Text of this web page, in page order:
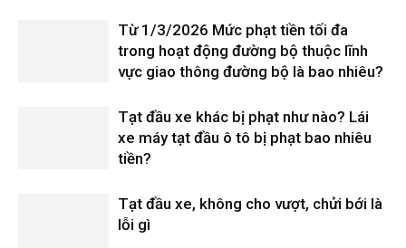
Từ 1/3/2026 Mức phạt tiền tối đa
trong hoạt động đường bộ thuộc lĩnh
vực giao thông đường bộ là bao nhiêu?
Tạt đầu xe khác bị phạt như nào? Lái
xe máy tạt đầu ô tô bị phạt bao nhiêu
tiền?
Tạt đầu xe, không cho vượt, chửi bới là
lỗi gì